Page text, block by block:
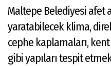
Maltepe Belediyesi afet
yaratabilecek klima,
cephe kaplamaları,
gibi yapıları tespit